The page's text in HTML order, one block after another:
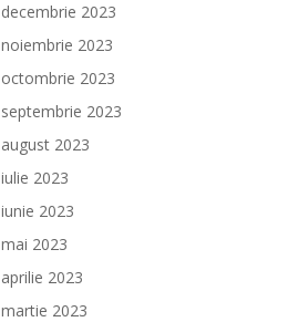
decembrie 2023
noiembrie 2023
octombrie 2023
septembrie 2023
august 2023
iulie 2023
iunie 2023
mai 2023
aprilie 2023
martie 2023